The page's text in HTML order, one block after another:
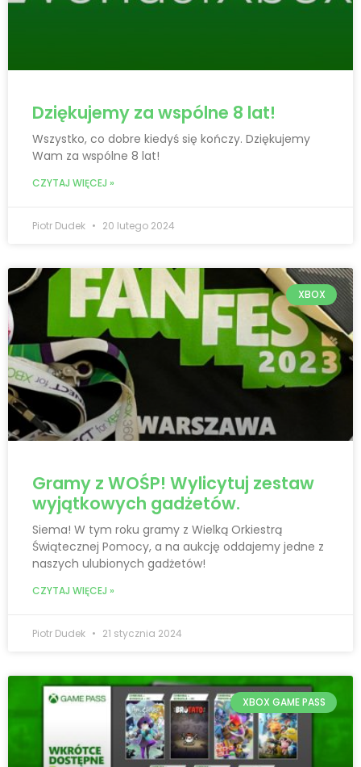
Dziękujemy za wspólne 8 lat!
Wszystko, co dobre kiedyś się kończy. Dziękujemy
Wam za wspólne 8 lat!
CZYTAJ WIĘCEJ »
Piotr Dudek 20 lutego 2024
XBOX
Gramy z WOŚP! Wylicytuj zestaw
wyjątkowych gadżetów.
Siema! W tym roku gramy z Wielką Orkiestrą
Świątecznej Pomocy, a na aukcję oddajemy jedne z
naszych ulubionych gadżetów!
CZYTAJ WIĘCEJ »
Piotr Dudek 21 stycznia 2024
XBOX GAME PASS